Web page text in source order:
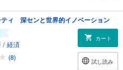
ティ 深センと世界的イノベーション
/ 経済
(8)
カート
試し読み